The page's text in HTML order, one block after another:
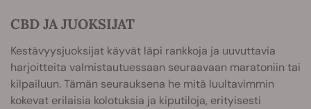
CBD JA JUOKSIJAT
Kestävyysjuoksijat käyvät läpi rankkoja ja uuvuttavia
harjoitteita valmistautuessaan seuraavaan maratoniin tai
kilpailuun. Tämän seurauksena he mitä luultavimmin
kokevat erilaisia kolotuksia ja kiputiloja, erityisesti